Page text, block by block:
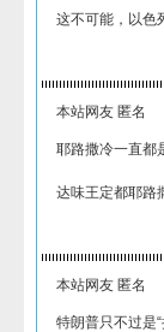
这不可能，以色
本站网友 匿名
耶路撒冷一直都
达味王定都耶路
本站网友 匿名
特朗普只不过是